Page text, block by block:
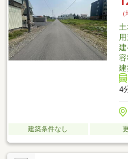
4
建築条件なし